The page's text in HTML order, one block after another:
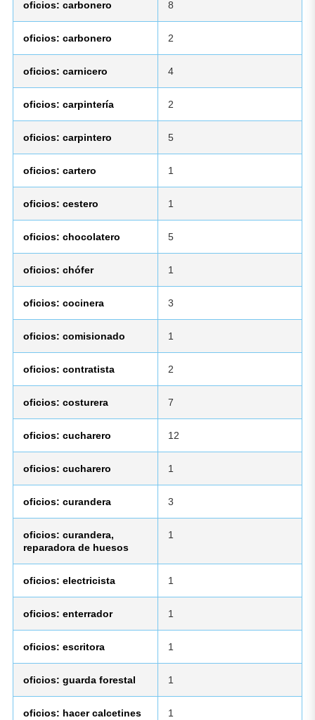
oficios: carbonero 8
oficios: carbonero 2
oficios: carnicero 4
oficios: carpintería 2
oficios: carpintero 5
oficios: cartero 1
oficios: cestero 1
oficios: chocolatero 5
oficios: chófer 1
oficios: cocinera 3
oficios: comisionado 1
oficios: contratista 2
oficios: costurera 7
oficios: cucharero 12
oficios: cucharero 1
oficios: curandera 3
oficios: curandera,
reparadora de huesos
1
oficios: electricista 1
oficios: enterrador 1
oficios: escritora 1
oficios: guarda forestal 1
oficios: hacer calcetines 1